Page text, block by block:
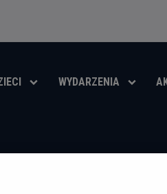
WYDARZENIA